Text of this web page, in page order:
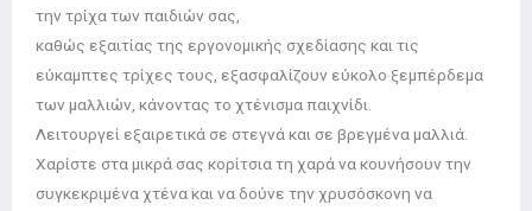
την τρίχα των παιδιών σας,
καθώς εξαιτίας της εργονομικής σχεδίασης και τις
εύκαμπτες τρίχες τους, εξασφαλίζουν εύκολο ξεμπέρδεμα
των μαλλιών, κάνοντας το χτένισμα παιχνίδι.
Λειτουργεί εξαιρετικά σε στεγνά και σε βρεγμένα μαλλιά.
Χαρίστε στα μικρά σας κορίτσια τη χαρά να κουνήσουν την
συγκεκριμένα χτένα και να δούνε την χρυσόσκονη να